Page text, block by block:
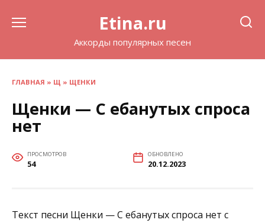
Etina.ru
Аккорды популярных песен
ГЛАВНАЯ » Щ » ЩЕНКИ
Щенки — С ебанутых спроса
нет
ПРОСМОТРОВ
54
ОБНОВЛЕНО
20.12.2023
Текст песни Щенки — С ебанутых спроса нет с